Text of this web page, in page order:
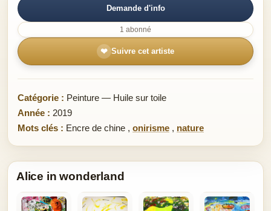
Demande d'info
1 abonné
❤ Suivre cet artiste
Catégorie : Peinture — Huile sur toile
Année : 2019
Mots clés : Encre de chine , onirisme , nature
Alice in wonderland